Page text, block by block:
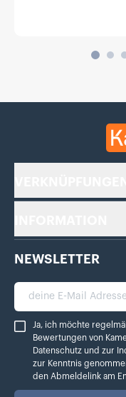
NEWSLETTER
deine E-Mail Adresse
Ja, ich möchte regelmäßig
Ja, ich möchte
Bewertungen von
Datenschutz und zur
zur Kenntnis
den Abmeldelink am